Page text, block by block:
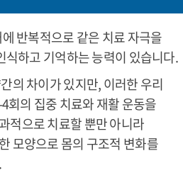
반복적으로 같은 치료 자극을
식하고 기억하는 능력이 있습니다.
의 차이가 있지만, 이러한 우리
회의 집중 치료와 재활 운동을
적으로 치료할 뿐만 아니라
모양으로 몸의 구조적 변화를